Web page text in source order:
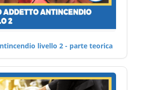
livello 2 - parte teorica